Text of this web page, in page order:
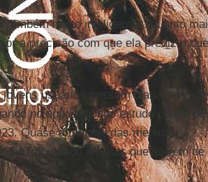
muito inteligentes: quanto
a precisão com que ela prediz o que
jovens usuários passam diariamente,
no app, segundo estudo citado
Quase a metade das meninas
TikTok, sendo aquelas que sofrem de